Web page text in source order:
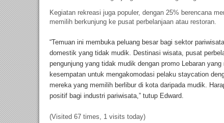
Kegiatan rekreasi juga populer, dengan 25% berencana
memilih berkunjung ke pusat perbelanjaan atau restoran.
“Temuan ini membuka peluang besar bagi sektor
domestik yang tidak mudik. Destinasi wisata, pusat
pengunjung yang tidak mudik dengan promo Lebaran
kesempatan untuk mengakomodasi pelaku staycation
mereka yang memilih berlibur di kota daripada mudik.
positif bagi industri pariwisata,” tutup Edward.
(Visited 67 times, 1 visits today)